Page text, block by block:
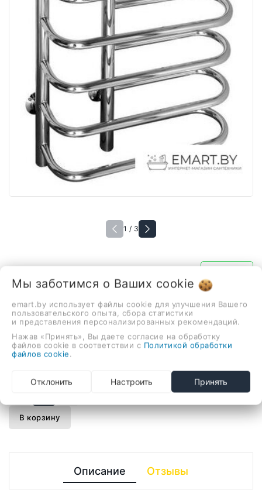
1 / 3
Полотенцесушитель Ростела
Бридж 1/2" 45x90 см
735,19 руб.
водяной, "расчёска", нержавеющая сталь, подключение
нижнее (160 мм, 1/2"), 90x45 см, цвет: хром
В корзину
Описание Отзывы
Мы заботимся о Ваших cookie
emart.by использует файлы cookie для улучшения Вашего
пользовательского опыта, сбора статистики
и представления персонализированных рекомендаций.
Нажав «Принять», Вы даете согласие на обработку
файлов cookie в соответствии с Политикой обработки
файлов cookie.
Отклонить Настроить Принять